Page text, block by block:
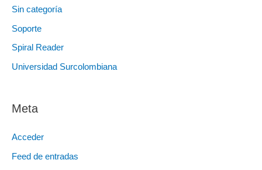
Sin categoría
Soporte
Spiral Reader
Universidad Surcolombiana
Meta
Acceder
Feed de entradas